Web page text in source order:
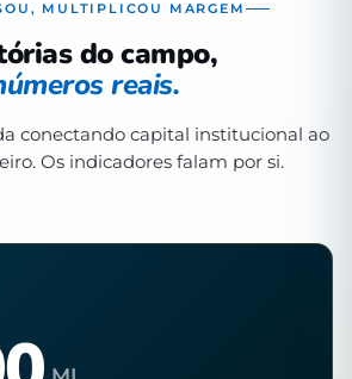
MULTIPLICOU MARGEM
do campo,
reais.
conectando capital institucional ao
Os indicadores falam por si.